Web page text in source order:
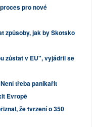
pro nové
způsoby, jak by Skotsko
zůstat v EU", vyjádřil se
třeba panikařit
Evropě
že tvrzení o 350